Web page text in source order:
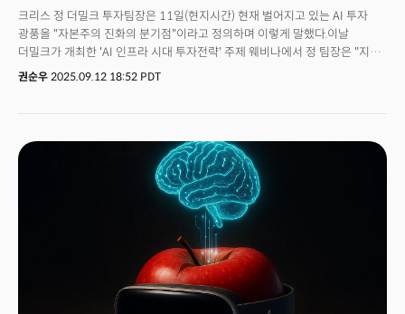
크리스 정 더밀크 투자팀장은 11일(현지시간) 현재 벌어지고 있는 AI 투자
광풍을 "자본주의 진화의 분기점"이라고 정의하며 이렇게 말했다.이날
더밀크가 개최한 'AI 인프라 시대 투자전략' 주제 웨비나에서 정 팀장은 "지난
15년간 중앙은행들이 제로금리를 통해 풀어놓은 천문학적 유동성이 마침내
월스트리트가 '돈을 너무 많이 쓴다'는 지적이 나왔을텐데 이번엔 오히려
박수를 치고 있다"며 "투자자들이 이 돈을 단순한 '비용'이 아니라 '미래를
사는 돈'으로 보고 있기 때문"이라고 분석했다."그러나 기술 투자와 고용이
반대로 움직이고 있다는 점이 우려스럽다"고 그는 경고했다. 정 팀장은 "AI
투자는 늘어나는데 기술직 인력은 10만 명이 넘게 해고되고 있다"며
"팔란티어가 지난 2년간 매출은 88% 늘리면서 직원 수는 12%만
늘렸다"라고 우려를 표했다. 또 모건스탠리 분석에 따르면 기업들이 가진
현금만으로는 이 모든 투자를 감당할 수 없을 전망이다. 이에 따른 자금 부족은
1조 5000억 달러에 달할 전망이다. 크리스 정 팀장은 "AI가 실제로 인류의
생산성을 혁신적으로 끌어올린다면 이번 투자 붐은 역사상 가장 성공적인
권순우 2025.09.12 18:52 PDT